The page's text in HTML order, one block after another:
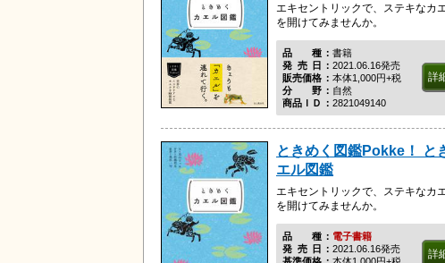
エキセントリックで、ステキなカ
を開けてみませんか。
品種書籍
発売日 2021.06.16発売
販売価格
本体1,000円+税
分野自然
商品ＩＤ
2821049140
詳
ときめく図鑑Pokke！ と
エル図鑑
エキセントリックで、ステキなカ
を開けてみませんか。
品種電子書籍
発売日 2021.06.16発売
詳